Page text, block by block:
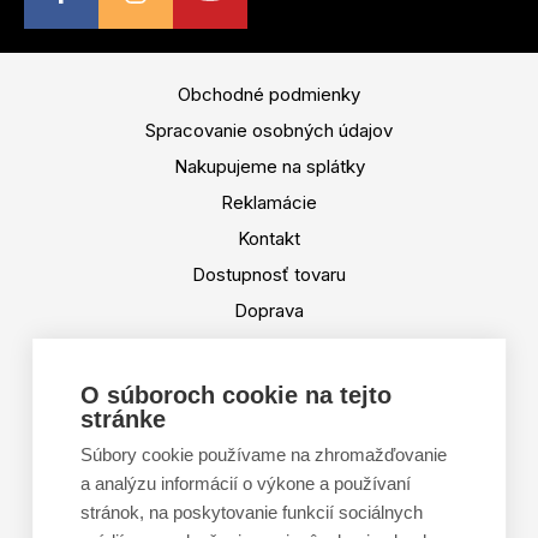
Obchodné podmienky
Spracovanie osobných údajov
Nakupujeme na splátky
Reklamácie
Kontakt
Dostupnosť tovaru
Doprava
Výmena a vrátenie tovaru
Doporučená dĺžka lyží
Vypaľovanie papúč
Veľkosti skeletu lyžiarok
O súboroch cookie na tejto
stránke
Súbory cookie používame na zhromažďovanie
a analýzu informácií o výkone a používaní
stránok, na poskytovanie funkcií sociálnych